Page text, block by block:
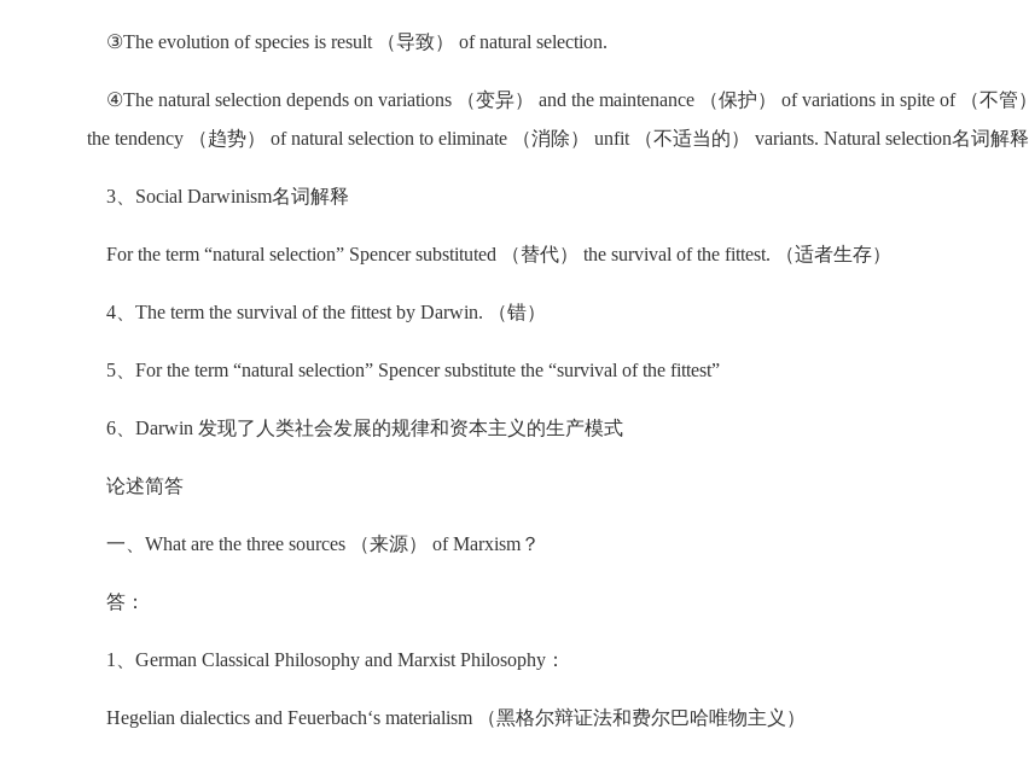
③The evolution of species is result （导致） of natural selection.
④The natural selection depends on variations （变异） and the maintenance （保护） of variations in spite of （不管）
the tendency （趋势） of natural selection to eliminate （消除） unfit （不适当的） variants. Natural selection名词解释
3、Social Darwinism名词解释
For the term “natural selection” Spencer substituted （替代） the survival of the fittest. （适者生存）
4、The term the survival of the fittest by Darwin. （错）
5、For the term “natural selection” Spencer substitute the “survival of the fittest”
6、Darwin 发现了人类社会发展的规律和资本主义的生产模式
论述简答
一、What are the three sources （来源） of Marxism？
答：
1、German Classical Philosophy and Marxist Philosophy：
Hegelian dialectics and Feuerbach‘s materialism （黑格尔辩证法和费尔巴哈唯物主义）